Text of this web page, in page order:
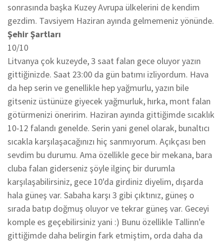
sonrasında başka Kuzey Avrupa ülkelerini de kendim
gezdim. Tavsiyem Haziran ayında gelmemeniz yönünde.
Şehir Şartları
10/10
Litvanya çok kuzeyde, 3 saat falan gece oluyor yazın
gittiğinizde. Saat 23:00 da gün batımı izliyordum. Hava
da hep serin ve genellikle hep yağmurlu, yazın bile
gitseniz üstünüze giyecek yağmurluk, hırka, mont falan
götürmenizi öneririm. Haziran ayında gittiğimde sıcaklık
10-12 falandı genelde. Serin yani genel olarak, bunaltıcı
sıcakla karşılaşacağınızı hiç sanmıyorum. Açıkçası ben
sevdim bu durumu. Ama özellikle gece bir mekana, bara
cluba falan giderseniz şöyle ilginç bir durumla
karşılaşabilirsiniz, gece 10'da girdiniz diyelim, dışarda
hala güneş var. Sabaha karşı 3 gibi çıktınız, güneş o
sırada batıp doğmuş oluyor ve tekrar güneş var. Geceyi
komple es geçebilirsiniz yani :) Bunu özellikle Tallinn'e
gittiğimde daha belirgin fark etmiştim, orda daha da